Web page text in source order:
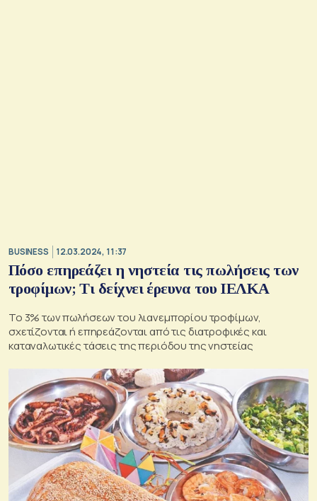
BUSINESS 12.03.2024, 11:37
Πόσο επηρεάζει η νηστεία τις πωλήσεις των
τροφίμων; Τι δείχνει έρευνα του ΙΕΛΚΑ
Το 3% των πωλήσεων του λιανεμπορίου τροφίμων,
σχετίζονται ή επηρεάζονται από τις διατροφικές και
καταναλωτικές τάσεις της περιόδου της νηστείας